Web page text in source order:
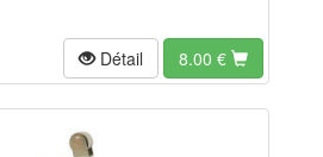
Détail 8.00 €